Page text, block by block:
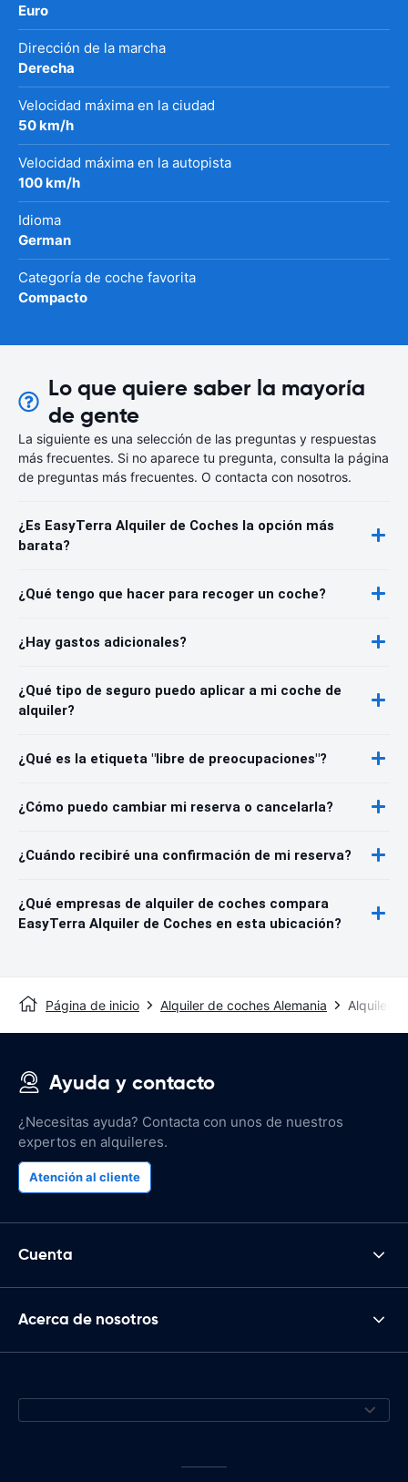
Euro
Dirección de la marcha
Derecha
Velocidad máxima en la ciudad
50 km/h
Velocidad máxima en la autopista
100 km/h
Idioma
German
Categoría de coche favorita
Compacto
Lo que quiere saber la mayoría
de gente
La siguiente es una selección de las preguntas y respuestas
más frecuentes. Si no aparece tu pregunta, consulta la página
de preguntas más frecuentes. O contacta con nosotros.
¿Es EasyTerra Alquiler de Coches la opción más
barata?
¿Qué tengo que hacer para recoger un coche?
¿Hay gastos adicionales?
¿Qué tipo de seguro puedo aplicar a mi coche de
alquiler?
¿Qué es la etiqueta "libre de preocupaciones"?
¿Cómo puedo cambiar mi reserva o cancelarla?
¿Cuándo recibiré una confirmación de mi reserva?
¿Qué empresas de alquiler de coches compara
EasyTerra Alquiler de Coches en esta ubicación?
Página de inicio Alquiler de coches Alemania Alquiler
Ayuda y contacto
¿Necesitas ayuda? Contacta con unos de nuestros
expertos en alquileres.
Atención al cliente
Cuenta
Acerca de nosotros